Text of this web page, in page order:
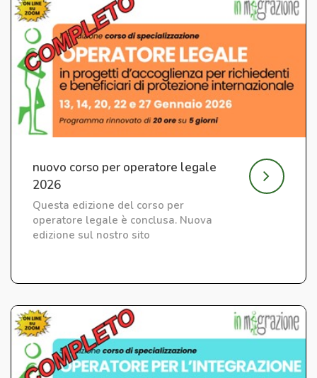
nuovo corso per operatore legale
2026
Questa edizione del corso per
operatore legale è conclusa. Nuova
edizione sul nostro sito